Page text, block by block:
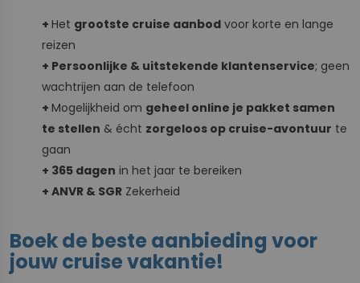
+ Het grootste cruise aanbod voor korte en lange
reizen
+ Persoonlijke & uitstekende klantenservice; geen
wachtrijen aan de telefoon
+ Mogelijkheid om geheel online je pakket samen
te stellen & écht zorgeloos op cruise-avontuur te
gaan
+ 365 dagen in het jaar te bereiken
+ ANVR & SGR Zekerheid
Boek de beste aanbieding voor
jouw cruise vakantie!